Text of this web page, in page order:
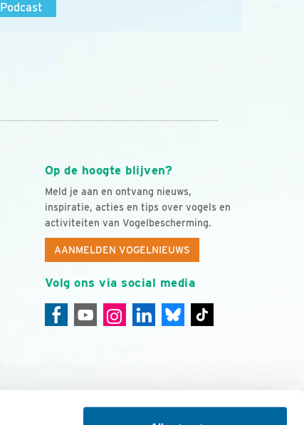
Podcast
Op de hoogte blijven?
Meld je aan en ontvang nieuws,
inspiratie, acties en tips over vogels en
activiteiten van Vogelbescherming.
AANMELDEN VOGELNIEUWS
Volg ons via social media